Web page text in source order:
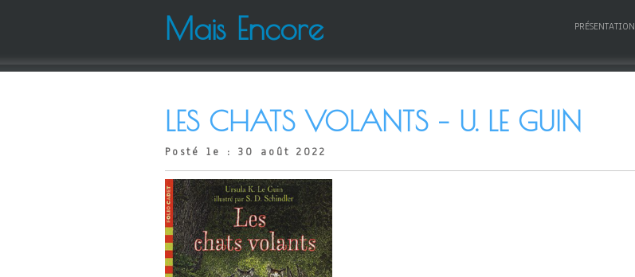
Mais Encore PRÉSENTATION
LES CHATS VOLANTS – U. LE GUIN
Posté le : 30 août 2022